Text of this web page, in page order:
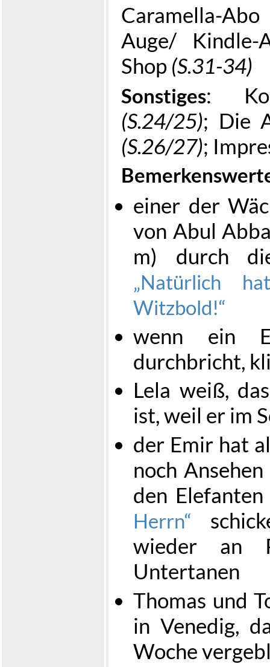
Caramella-
Auge/
Shop (S.31-34)
Sonstiges:
(S.24/25); Die
(S.26/27);
einer der
von Abul
m) durch
Natürlich
Witzbold!
wenn ein
durchbricht,
Lela weiß,
ist, weil er im
der Emir hat
noch
den
Herrn
wieder an
Untertanen
Thomas und
in Venedig,
Woche